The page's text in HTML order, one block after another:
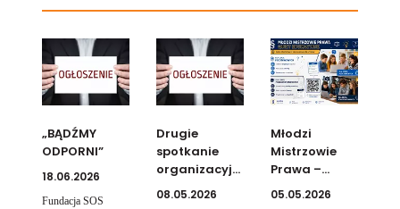
„BĄDŹMY
ODPORNI”
18.06.2026
Fundacja SOS
Drugie
spotkanie
organizacyjne
dla
08.05.2026
Młodzi
Mistrzowie
Prawa –
Quizy
05.05.2026